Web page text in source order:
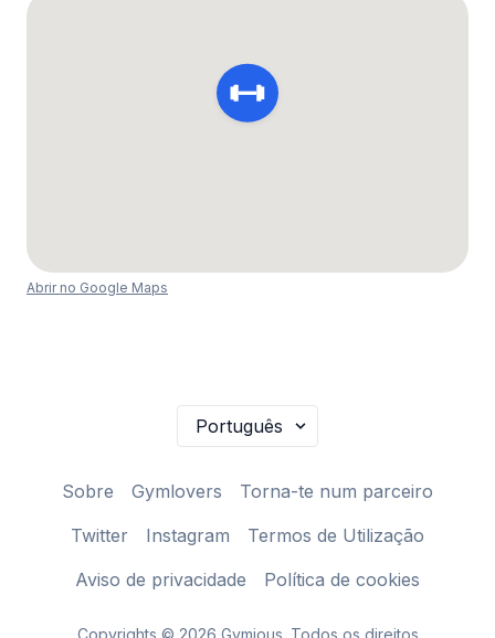
Abrir no Google Maps
Sobre Gymlovers
Torna-te num parceiro
Twitter
Instagram
Termos de Utilização
Aviso de privacidade
Política de cookies
Copyrights © 2026 Gymious. Todos os direitos